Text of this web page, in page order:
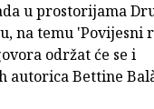
u prostorijama
na temu 'Povijesni
održat će se i
autorica Bettine